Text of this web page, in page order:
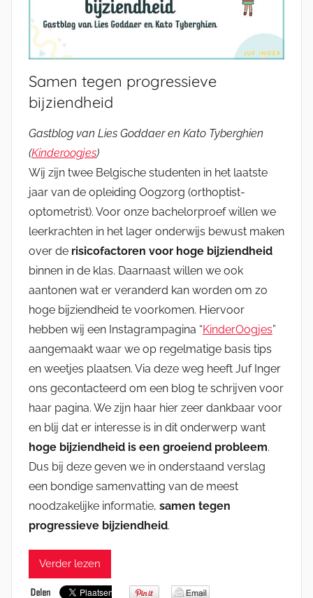
Samen tegen progressieve
bijziendheid
Gastblog van Lies Goddaer en Kato Tyberghien
(Kinderoogjes)
Wij zijn twee Belgische studenten in het laatste
jaar van de opleiding Oogzorg (orthoptist-
optometrist). Voor onze bachelorproef willen we
leerkrachten in het lager onderwijs bewust maken
over de risicofactoren voor hoge bijziendheid
binnen in de klas. Daarnaast willen we ook
aantonen wat er veranderd kan worden om zo
hoge bijziendheid te voorkomen. Hiervoor
hebben wij een Instagrampagina “KinderOogjes”
aangemaakt waar we op regelmatige basis tips
en weetjes plaatsen. Via deze weg heeft Juf Inger
ons gecontacteerd om een blog te schrijven voor
haar pagina. We zijn haar hier zeer dankbaar voor
en blij dat er interesse is in dit onderwerp want
hoge bijziendheid is een groeiend probleem.
Dus bij deze geven we in onderstaand verslag
een bondige samenvatting van de meest
noodzakelijke informatie, samen tegen
progressieve bijziendheid.
Verder lezen